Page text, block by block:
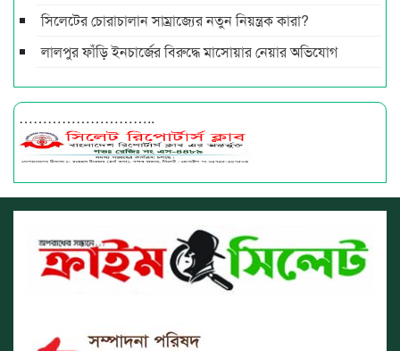
সিলেটের চোরাচালান সাম্রাজ্যের নতুন নিয়ন্ত্রক কারা?
লালপুর ফাঁড়ি ইনচার্জের বিরুদ্ধে মাসোয়ার নেয়ার অভিযোগ
………………………..